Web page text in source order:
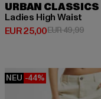
URBAN CLASSICS
Ladies High Waist
EUR 25,00
Derzeitiger Preis: EUR
EUR 49,99
NEU -44%